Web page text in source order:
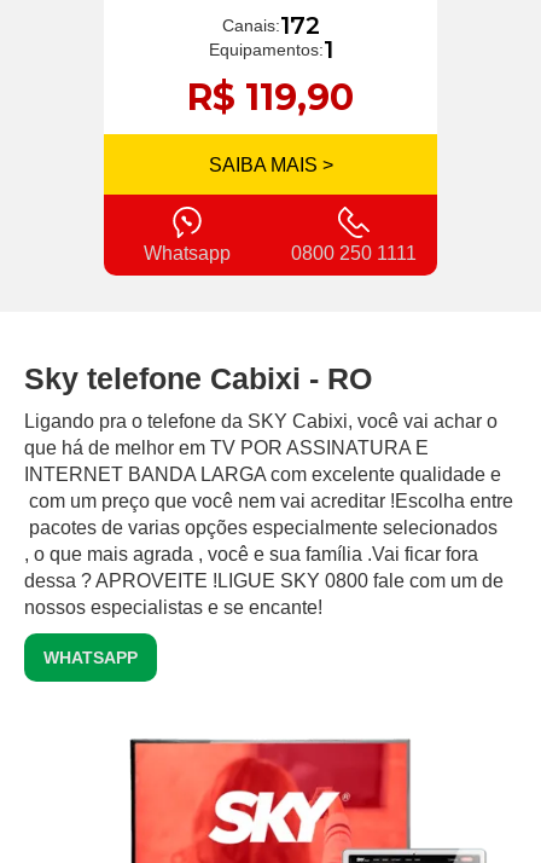
Canais:172
Equipamentos:1
R$ 119,90
SAIBA MAIS >
Whatsapp 0800 250 1111
Sky telefone Cabixi - RO
Ligando pra o telefone da SKY Cabixi, você vai achar o
que há de melhor em TV POR ASSINATURA E
INTERNET BANDA LARGA com excelente qualidade e
com um preço que você nem vai acreditar !Escolha entre
pacotes de varias opções especialmente selecionados
, o que mais agrada , você e sua família .Vai ficar fora
dessa ? APROVEITE !LIGUE SKY 0800 fale com um de
nossos especialistas e se encante!
WHATSAPP